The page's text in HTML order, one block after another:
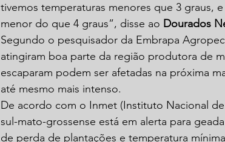
tivemos temperaturas menores que 3 graus,
menor do que 4 graus”, disse ao Dourados
Segundo o pesquisador da Embrapa
atingiram boa parte da região produtora de
escaparam podem ser afetadas na próxima
até mesmo mais intenso.
De acordo com o Inmet (Instituto Nacional
sul-mato-grossense está em alerta para
de perda de plantações e temperatura